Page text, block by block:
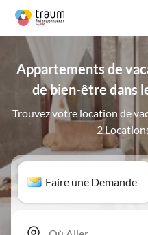
Appartements de
de bien-être dans
Trouvez votre location de
2
Faire une Demande